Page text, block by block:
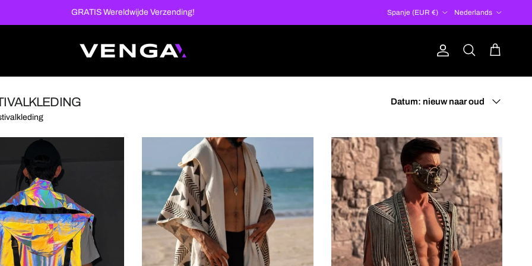
GRATIS Wereldwijde Verzending! Spanje (EUR €) Nederlands
Account
Zoeken Winkelwagen
Datum: nieuw naar oud